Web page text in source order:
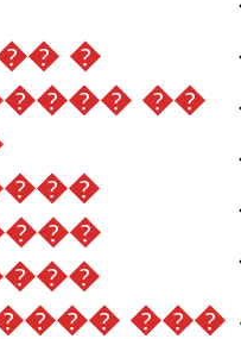
�
��
���